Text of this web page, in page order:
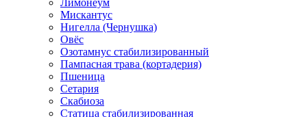
Мискантус
Нигелла (Чернушка)
Овёс
Озотамнус стабилизированный
Пампасная трава (кортадерия)
Пшеница
Сетария
Скабиоза
Статица стабилизированная